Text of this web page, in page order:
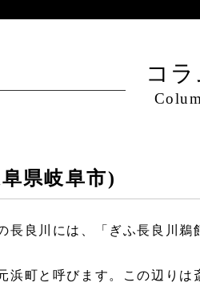
コラ
県岐阜市)
長良川には、「ぎふ長良川
浜町と呼びます。この辺り